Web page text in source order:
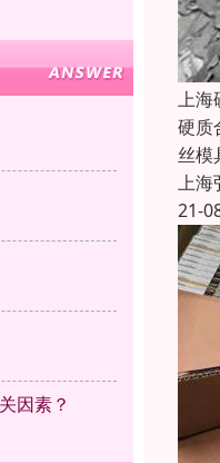
因素？
上海
硬质
丝模
上海
21-